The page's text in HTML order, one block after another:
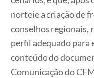
norteie a criação de
conselhos regionais,
perfil adequado para
conteúdo do
Comunicação do